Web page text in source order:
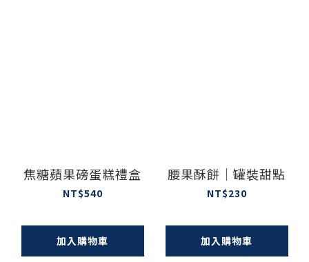
焦糖蘋果磅蛋糕禮盒
NT$540
加入購物車
腰果酥餅｜罐裝甜點
NT$230
加入購物車